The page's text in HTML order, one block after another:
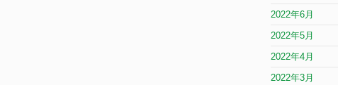
2022年6月
2022年5月
2022年4月
2022年3月